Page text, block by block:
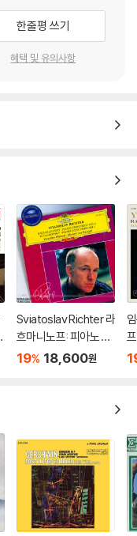
한줄평 쓰기
혜택 및 유의사항
Sviatoslav Richter 라
흐마니노프: 피아노 협
주곡 2번 / 차이코프스
o No.1)
19% 18,600원
[